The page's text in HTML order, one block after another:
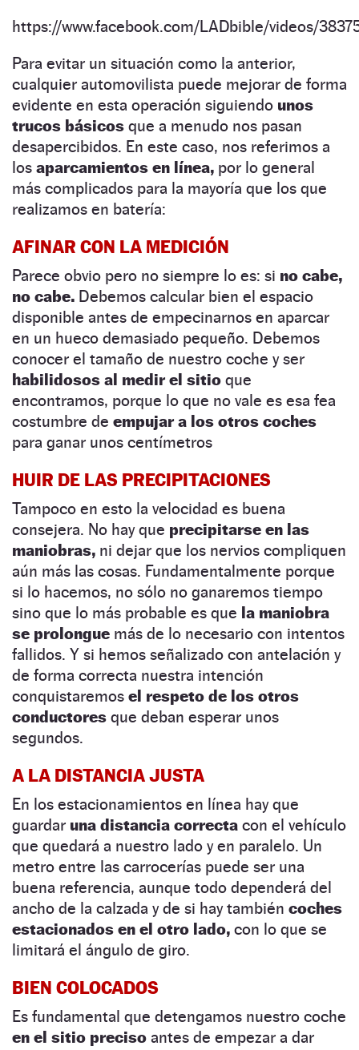
https://www.facebook.com/LADbible/videos/
Para evitar un situación como la anterior,
cualquier automovilista puede mejorar de forma
evidente en esta operación siguiendo unos
trucos básicos que a menudo nos pasan
desapercibidos. En este caso, nos referimos a
los aparcamientos en línea, por lo general
más complicados para la mayoría que los que
realizamos en batería:
AFINAR CON LA MEDICIÓN
Parece obvio pero no siempre lo es: si no cabe,
no cabe. Debemos calcular bien el espacio
disponible antes de empecinarnos en aparcar
en un hueco demasiado pequeño. Debemos
conocer el tamaño de nuestro coche y ser
habilidosos al medir el sitio que
encontramos, porque lo que no vale es esa fea
costumbre de empujar a los otros coches
para ganar unos centímetros
HUIR DE LAS PRECIPITACIONES
Tampoco en esto la velocidad es buena
consejera. No hay que precipitarse en las
maniobras, ni dejar que los nervios compliquen
aún más las cosas. Fundamentalmente porque
si lo hacemos, no sólo no ganaremos tiempo
sino que lo más probable es que la maniobra
se prolongue más de lo necesario con intentos
fallidos. Y si hemos señalizado con antelación y
de forma correcta nuestra intención
conquistaremos el respeto de los otros
conductores que deban esperar unos
segundos.
A LA DISTANCIA JUSTA
En los estacionamientos en línea hay que
guardar una distancia correcta con el vehículo
que quedará a nuestro lado y en paralelo. Un
metro entre las carrocerías puede ser una
buena referencia, aunque todo dependerá del
ancho de la calzada y de si hay también coches
estacionados en el otro lado, con lo que se
limitará el ángulo de giro.
BIEN COLOCADOS
Es fundamental que detengamos nuestro coche
en el sitio preciso antes de empezar a dar